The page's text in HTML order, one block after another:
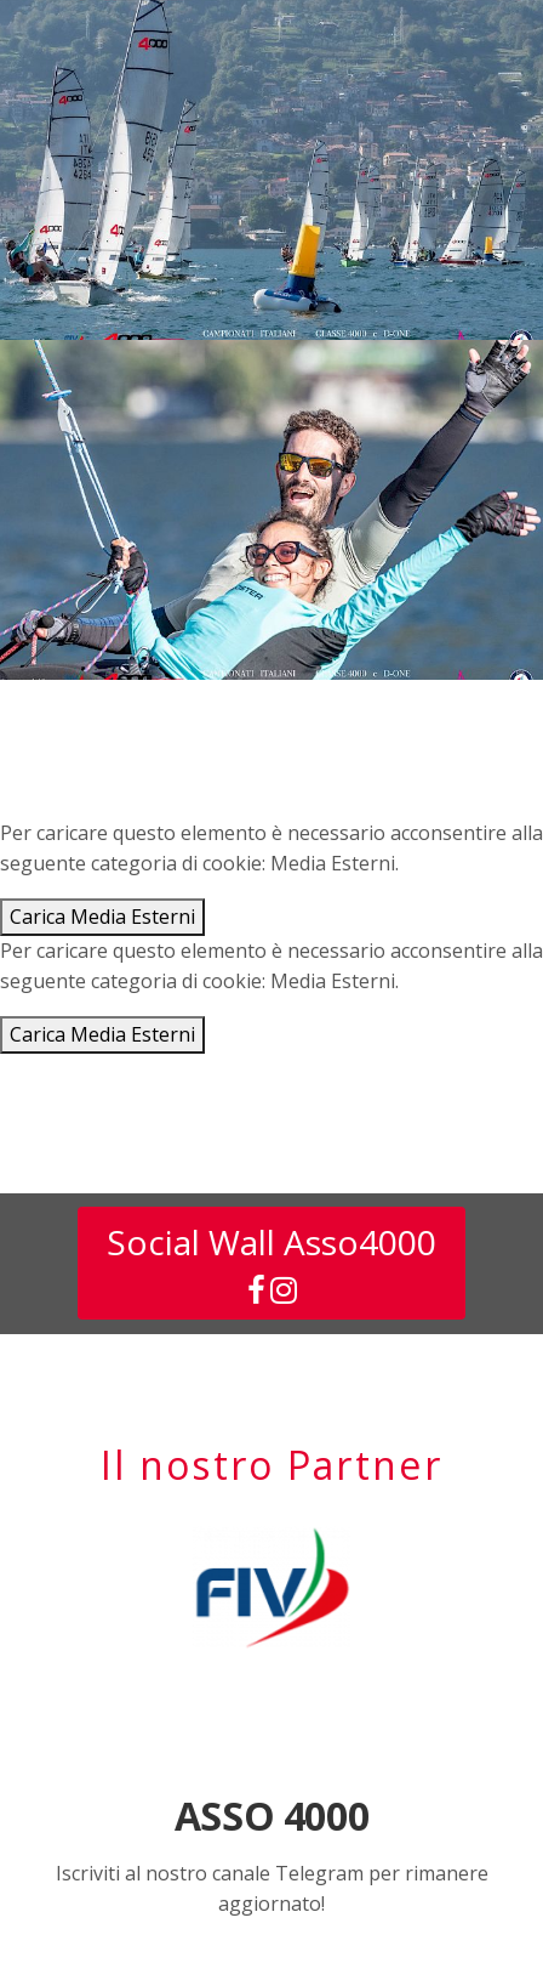
Per caricare questo elemento è necessario acconsentire alla
seguente categoria di cookie: Media Esterni.
Carica Media Esterni
Per caricare questo elemento è necessario acconsentire alla
seguente categoria di cookie: Media Esterni.
Carica Media Esterni
Social Wall Asso4000
Il nostro Partner
ASSO 4000
Iscriviti al nostro canale Telegram per rimanere
aggiornato!